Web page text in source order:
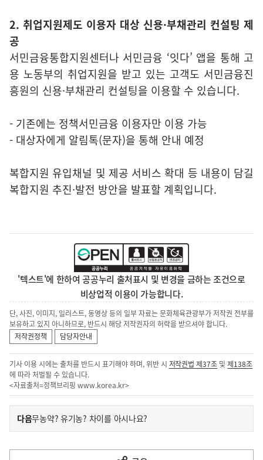
2. 취업지원제도 이용자 대상 신용·부채관리 컨설팅 제
공
서민금융통합지원센터나 서민금융 ‘잇다’ 앱을 통해 고
용 노동부의 취업지원을 받고 있는 고객도 서민금융진
흥원의 신용·부채관리 컨설팅을 이용할 수 있습니다.
- 기존에는 정책서민금융 이용자만 이용 가능
- 대상자에게 알림톡(문자)을 통해 안내 예정
복합지원 유입채널 및 제공 서비스 확대 등 내용이 담길
복합지원 추진·발전 방안을 발표할 계획입니다.
'텍스트'에 한하여 공공누리 출처표시 및 변경을 금하는 조건으로
비상업적 이용이 가능합니다.
단, 사진, 이미지, 일러스트, 동영상 등의 일부 자료는 문화체육관광부가 저작권 전부를
보유하고 있지 아니하므로, 반드시 해당 저작권자의 허락을 받으셔야 합니다.
저작권정책
담당자안내
기사 이용 시에는 출처를 반드시 표기해야 하며, 위반 시 저작권법 제37조 및제138조
에 따라 처벌될 수 있습니다.
<자료출처=정책브리핑 www.korea.kr>
이
전
다
다음기
무농약? 유기농? 차이를 아시나요?